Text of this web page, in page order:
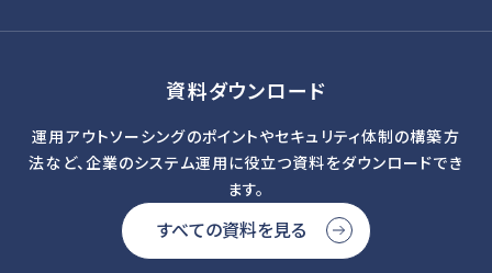
資料ダウンロード
運用アウトソーシングのポイントやセキュリティ体制の構築方
法など、企業のシステム運用に役立つ資料をダウンロードでき
ます。
すべての資料を見る